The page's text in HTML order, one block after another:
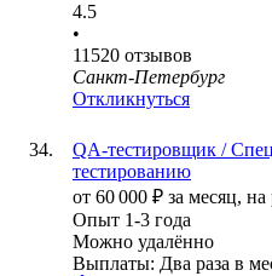
4.5
•
11520 отзывов
Санкт-Петербург
Откликнуться
QA-тестировщик /
тестированию
от 60 000 ₽ за месяц, на
Опыт 1-3 года
Можно удалённо
Выплаты: Два раза в